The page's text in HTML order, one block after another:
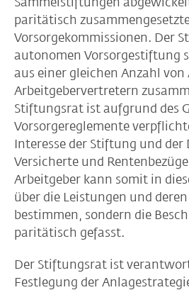
paritätisch
Vorsorgekommissionen. Der
autonomen Vorsorgestiftung
aus einer gleichen Anzahl
Arbeitgebervertretern
Stiftungsrat ist aufgrund des
Vorsorgereglemente
Interesse der Stiftung und
Versicherte und
Arbeitgeber kann somit in
über die Leistungen und
bestimmen, sondern die
paritätisch gefasst.
Der Stiftungsrat ist
Festlegung der